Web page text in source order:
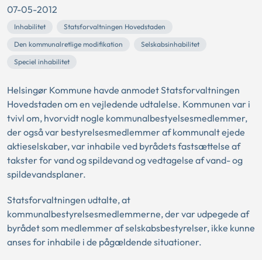
07-05-2012
Inhabilitet
Statsforvaltningen Hovedstaden
Den kommunalretlige modifikation
Selskabsinhabilitet
Speciel inhabilitet
Helsingør Kommune havde anmodet Statsforvaltningen
Hovedstaden om en vejledende udtalelse. Kommunen var i
tvivl om, hvorvidt nogle kommunalbestyelsesmedlemmer,
der også var bestyrelsesmedlemmer af kommunalt ejede
aktieselskaber, var inhabile ved byrådets fastsættelse af
takster for vand og spildevand og vedtagelse af vand- og
spildevandsplaner.
Statsforvaltningen udtalte, at
kommunalbestyrelsesmedlemmerne, der var udpegede af
byrådet som medlemmer af selskabsbestyrelser, ikke kunne
anses for inhabile i de pågældende situationer.